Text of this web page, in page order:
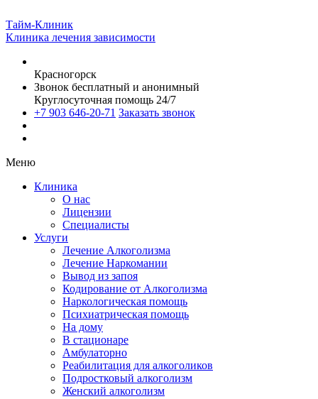
Тайм-Клиник
Клиника лечения зависимости
Красногорск
Звонок бесплатный и анонимный
Круглосуточная помощь 24/7
+7 903 646-20-71 Заказать звонок
Меню
Клиника
О нас
Лицензии
Специалисты
Услуги
Лечение Алкоголизма
Лечение Наркомании
Вывод из запоя
Кодирование от Алкоголизма
Наркологическая помощь
Психиатрическая помощь
На дому
В стационаре
Амбулаторно
Реабилитация для алкоголиков
Подростковый алкоголизм
Женский алкоголизм